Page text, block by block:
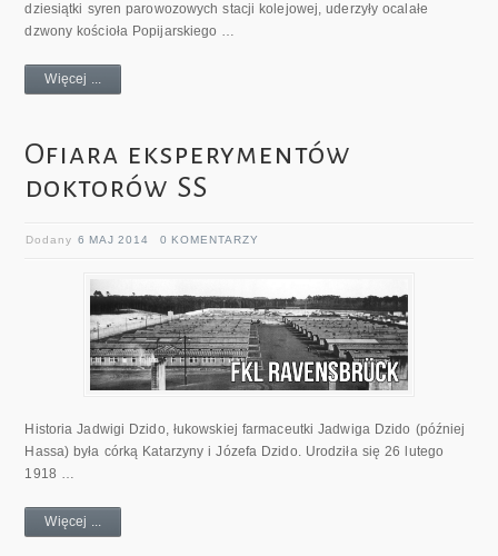
dziesiątki syren parowozowych stacji kolejowej, uderzyły ocalałe
dzwony kościoła Popijarskiego …
Więcej ...
Ofiara eksperymentów
doktorów SS
Dodany6 MAJ 2014 0 KOMENTARZY
Historia Jadwigi Dzido, łukowskiej farmaceutki Jadwiga Dzido (później
Hassa) była córką Katarzyny i Józefa Dzido. Urodziła się 26 lutego
1918 …
Więcej ...